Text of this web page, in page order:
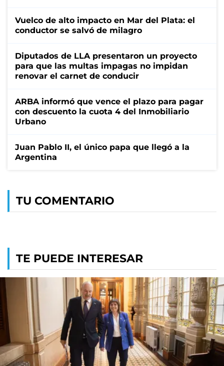
Vuelco de alto impacto en Mar del Plata: el
conductor se salvó de milagro
Diputados de LLA presentaron un proyecto
para que las multas impagas no impidan
renovar el carnet de conducir
ARBA informó que vence el plazo para pagar
con descuento la cuota 4 del Inmobiliario
Urbano
Juan Pablo II, el único papa que llegó a la
Argentina
TU COMENTARIO
TE PUEDE INTERESAR